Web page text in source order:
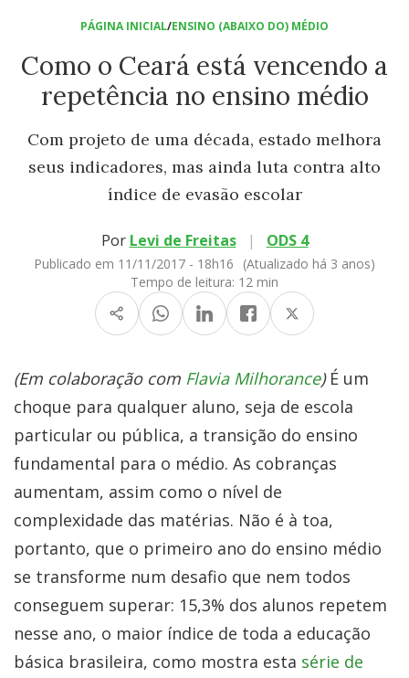
PÁGINA INICIAL/ENSINO (ABAIXO DO) MÉDIO
Como o Ceará está vencendo a
repetência no ensino médio
Com projeto de uma década, estado melhora
seus indicadores, mas ainda luta contra alto
índice de evasão escolar
Por Levi de Freitas | ODS 4
Publicado em 11/11/2017 - 18h16
(Atualizado há 3 anos)
Tempo de leitura: 12 min
(Em colaboração com Flavia Milhorance)É um
choque para qualquer aluno, seja de escola
particular ou pública, a transição do ensino
fundamental para o médio. As cobranças
aumentam, assim como o nível de
complexidade das matérias. Não é à toa,
portanto, que o primeiro ano do ensino médio
se transforme num desafio que nem todos
conseguem superar: 15,3% dos alunos repetem
nesse ano, o maior índice de toda a educação
básica brasileira, como mostra esta série de